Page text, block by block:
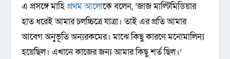
এ প্রসঙ্গে মাহিপ্রথম আলোকে বলেন, ‘জাজ মাল্টিমিডিয়ার
হাত ধরেই আমার চলচ্চিত্রে যাত্রা। তাই এর প্রতি আমার
আবেগ অনুভূতি অন্যরকমের। মাঝে কিছু কারণে মনোমালিন্য
হয়েছিল। এখানে কাজের জন্য আমার কিছু শর্ত ছিল।’